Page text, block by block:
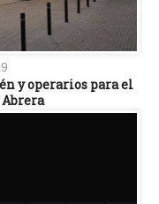
y operarios para el